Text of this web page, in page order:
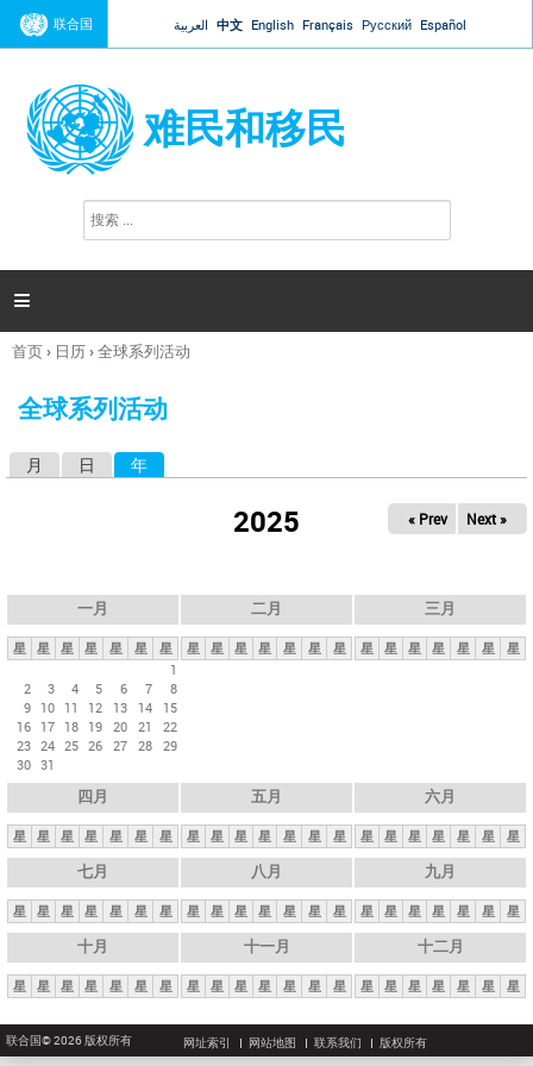
Jump to navigation
联合国 العربية 中文 English Français Русский Español
难民和移民
搜
索

你
这
首页› 日历›全球系列活动
全球系列活动
月 日 年
2025 « Prev Next »
一月
星 星 星 星 星 星
星
1
2
3 4 5 6 7
8
9 10 11 12 13 14
15
16 17 18 19 20 21
22
23 24 25 26 27 28 29
30 31
二月
星 星 星 星 星 星 星
三月
星 星 星 星 星 星 星
四月
星 星 星 星 星 星 星
五月
星 星 星 星 星 星 星
六月
星 星 星 星 星 星 星
七月
星 星 星 星 星 星 星
八月
星 星 星 星 星 星 星
九月
星 星 星 星 星 星 星
十月
星 星 星 星 星 星 星
十一月
星 星 星 星 星 星 星
十二月
星 星 星 星 星 星 星
联合国© 2026 版权所有 网址索引 网站地图 联系我们 版权所有